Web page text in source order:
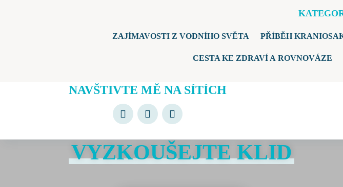
ZAJÍMAVOSTI Z VODNÍHO SVĚTA PŘÍBĚH
CESTA KE ZDRAVÍ A ROVNOVÁZE
NAVŠTIVTE MĚ NA SÍTÍCH
VYZKOUŠEJTE KLID